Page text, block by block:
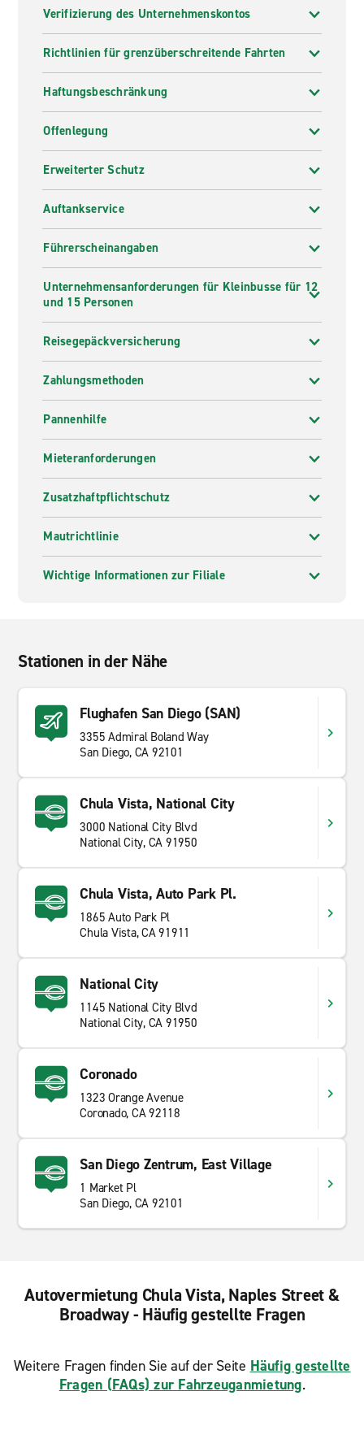
Verifizierung des Unternehmenskontos
Richtlinien für grenzüberschreitende Fahrten
Haftungsbeschränkung
Offenlegung
Erweiterter Schutz
Auftankservice
Führerscheinangaben
Unternehmensanforderungen für Kleinbusse für 12
und 15 Personen
Reisegepäckversicherung
Zahlungsmethoden
Pannenhilfe
Mieteranforderungen
Zusatzhaftpflichtschutz
Mautrichtlinie
Wichtige Informationen zur Filiale
Stationen in der Nähe
Flughafen San Diego (SAN)
3355 Admiral Boland Way
San Diego, CA 92101
Chula Vista, National City
3000 National City Blvd
National City, CA 91950
Chula Vista, Auto Park Pl.
1865 Auto Park Pl
Chula Vista, CA 91911
National City
1145 National City Blvd
National City, CA 91950
Coronado
1323 Orange Avenue
Coronado, CA 92118
San Diego Zentrum, East Village
1 Market Pl
San Diego, CA 92101
Autovermietung Chula Vista, Naples Street &
Broadway - Häufig gestellte Fragen
Weitere Fragen finden Sie auf der Seite Häufig gestellte
Fragen (FAQs) zur Fahrzeuganmietung.